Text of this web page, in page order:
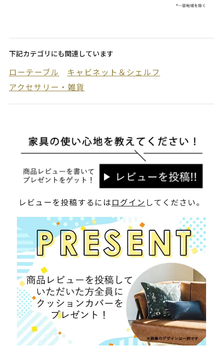
下記カテゴリにも関連しています
ローテーブル
キャビネット＆シェルフ
アクセサリー・雑貨
レビューを投稿するにはログイン してください。